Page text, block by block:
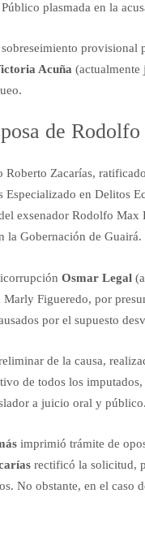
plasmada en la
provisional
Acuña
de
Zacarías,
Especializado en Delitos
exsenador Rodolfo
la Gobernación de Guairá.
Osmar Legal
Figueredo, por
por el supuesto
de la causa,
de todos los imputados,
a juicio oral y público.
imprimió trámite de
rectificó la solicitud,
No obstante, en el caso